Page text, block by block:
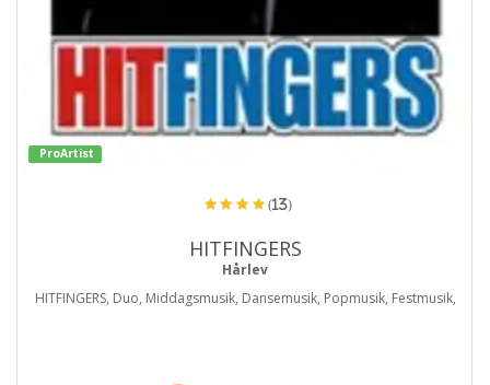
ProArtist
(13)
HITFINGERS
Hårlev
HITFINGERS, Duo, Middagsmusik, Dansemusik, Popmusik, Festmusik,